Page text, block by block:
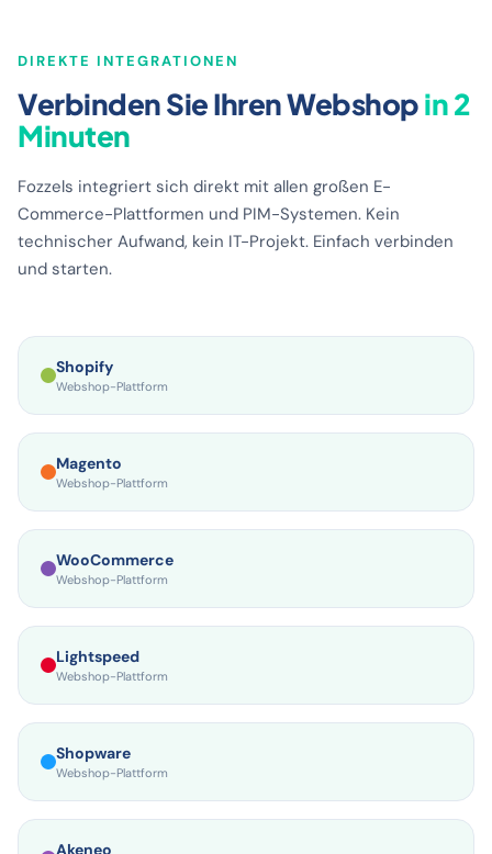
Verbinden Sie Ihren Webshop
Minuten
Fozzels integriert sich direkt mit allen großen E-
Commerce-Plattformen und PIM-Systemen. Kein
technischer Aufwand, kein IT-Projekt. Einfach verbinden
Shopify
Webshop-Plattform
Magento
Webshop-Plattform
WooCommerce
Webshop-Plattform
Lightspeed
Webshop-Plattform
Shopware
Webshop-Plattform